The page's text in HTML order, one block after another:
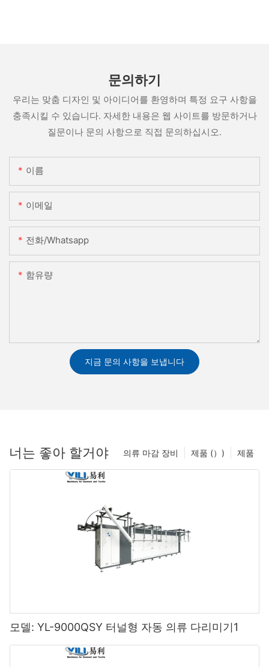
문의하기
우리는 맞춤 디자인 및 아이디어를 환영하며 특정 요구 사항을
충족시킬 수 있습니다. 자세한 내용은 웹 사이트를 방문하거나
질문이나 문의 사항으로 직접 문의하십시오.
이름
이메일
전화/whatsapp
함유량
지금 문의 사항을 보냅니다
너는 좋아 할거야 제품
제품 (）)
의류 마감 장비
모델: YL-9000QSY 터널형 자동 의류 다리미기1